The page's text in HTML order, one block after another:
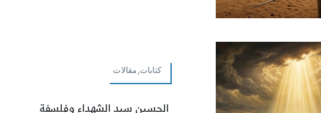
كتابات,مقالات
الحسين سيد الشهداء وفلسفة